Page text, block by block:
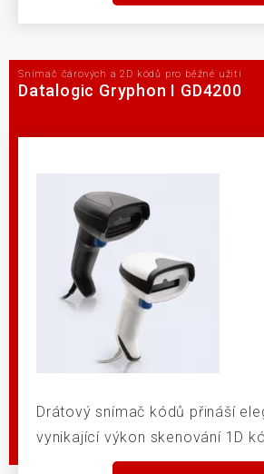
Snímač čárových a 2D kódů pro běžné užití
Datalogic Gryphon I GD4200
Drátový snímač kódů přináší
vynikající výkon skenování 1D